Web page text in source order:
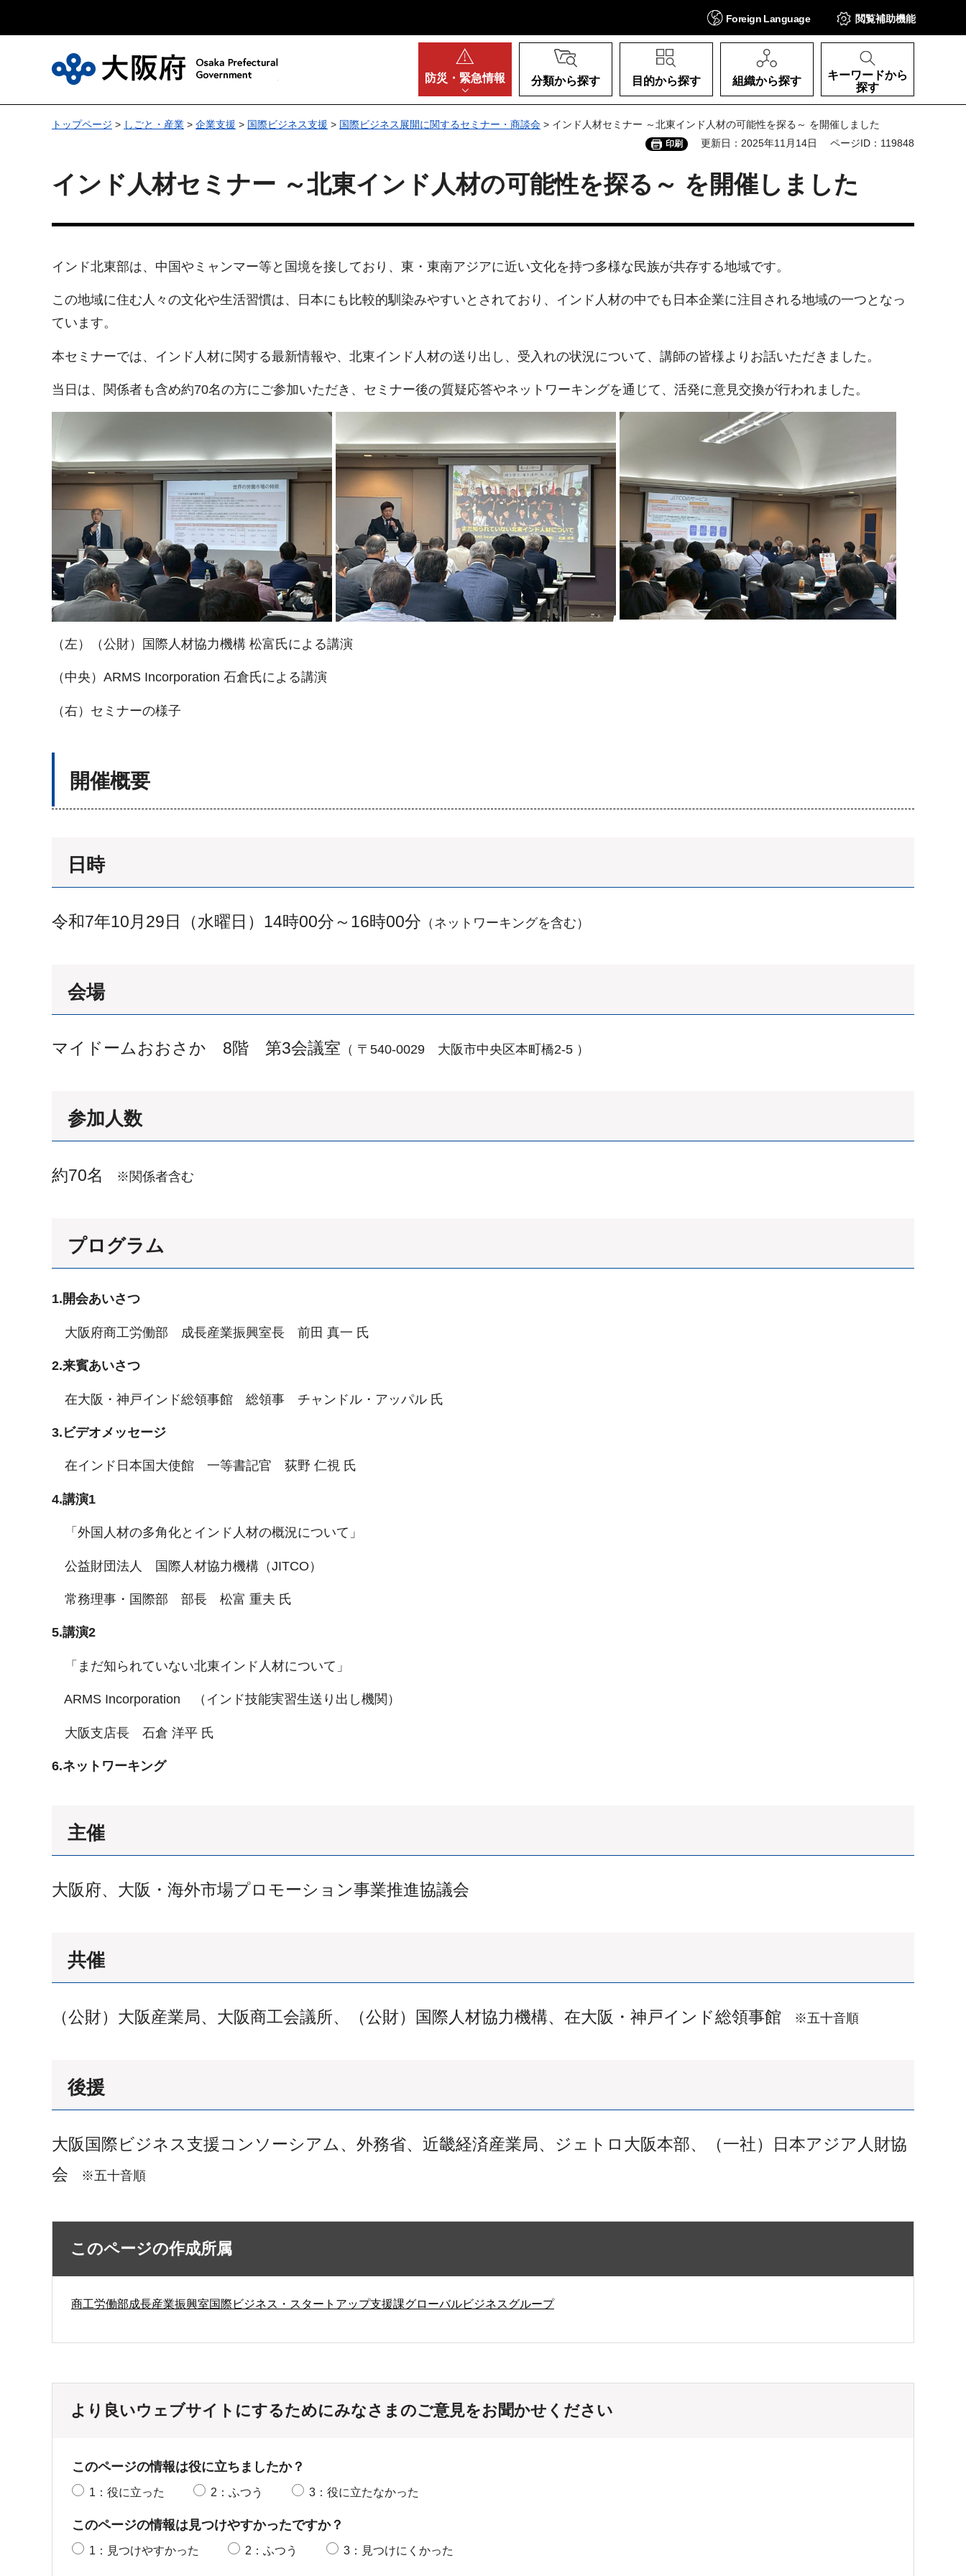
Foreign Language 閲覧補助機能
防災・ 緊急情報 分類から探す 目的から探す 組織から探す
キーワードから
探す
トップページ > しごと・産業 > 企業支援 > 国際ビジネス支援 > 国際ビジネス展開に関するセミナー・商談会 > インド人材セミナー ～北東インド人材の可能性を探る～ を開催しました
印刷 更新日：2025年11月14日 ページID：119848
インド人材セミナー ～北東インド人材の可能性を探る～ を開催しました
インド北東部は、中国やミャンマー等と国境を接しており、東・東南アジアに近い文化を持つ多様な民族が共存する地域です。
この地域に住む人々の文化や生活習慣は、日本にも比較的馴染みやすいとされており、インド人材の中でも日本企業に注目される地域の一つとなっ
ています。
本セミナーでは、インド人材に関する最新情報や、北東インド人材の送り出し、受入れの状況について、講師の皆様よりお話いただきました。
当日は、関係者も含め約70名の方にご参加いただき、セミナー後の質疑応答やネットワーキングを通じて、活発に意見交換が行われました。
（左）（公財）国際人材協力機構 松富氏による講演
（中央）ARMS Incorporation 石倉氏による講演
（右）セミナーの様子
開催概要
日時
令和7年10月29日（水曜日）14時00分～16時00分 （ネットワーキングを含む）
会場
マイドームおおさか 8階 第3会議室 （ 〒540-0029 大阪市中央区本町橋2-5 ）
参加人数
約70名 ※関係者含む
プログラム
1.開会あいさつ
大阪府商工労働部 成長産業振興室長 前田 真一 氏
2.来賓あいさつ
在大阪・神戸インド総領事館 総領事 チャンドル・アッパル 氏
3.ビデオメッセージ
在インド日本国大使館 一等書記官 荻野 仁視 氏
4.講演1
「外国人材の多角化とインド人材の概況について」
公益財団法人 国際人材協力機構（JITCO）
常務理事・国際部 部長 松富 重夫 氏
5.講演2
「まだ知られていない北東インド人材について」
ARMS Incorporation （インド技能実習生送り出し機関）
大阪支店長 石倉 洋平 氏
6.ネットワーキング
主催
大阪府、大阪・海外市場プロモーション事業推進協議会
共催
（公財）大阪産業局、大阪商工会議所、（公財）国際人材協力機構、在大阪・神戸インド総領事館 ※五十音順
後援
大阪国際ビジネス支援コンソーシアム、外務省、近畿経済産業局、ジェトロ大阪本部、（一社）日本アジア人財協
会 ※五十音順
このページの作成所属
商工労働部成長産業振興室国際ビジネス・スタートアップ支援課グローバルビジネスグループ
より良いウェブサイトにするためにみなさまのご意見をお聞かせください
このページの情報は役に立ちましたか？
1：役に立った 2：ふつう 3：役に立たなかった
このページの情報は見つけやすかったですか？
1：見つけやすかった 2：ふつう 3：見つけにくかった